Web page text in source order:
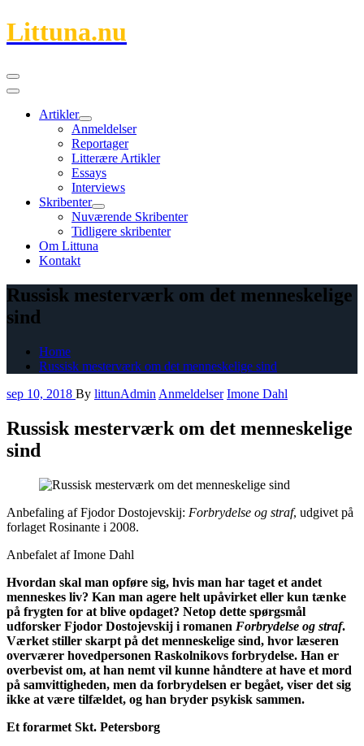
Skip
to
Littuna.nu
Artikler
Show
Artikler
submenu
Hide
Artikler
submenu
Anmeldelser
Reportager
Litterære Artikler
Essays
Interviews
Skribenter
Show
Skribenter
submenu
Hide
Skribenter
submenu
Nuværende Skribenter
Tidligere skribenter
Om Littuna
Kontakt
Russisk mesterværk om det menneskelige
sind
Home
Russisk mesterværk om det menneskelige sind
sep 10, 2018 By littunAdmin Anmeldelser Imone Dahl
Russisk mesterværk om det menneskelige
sind
Anbefaling af Fjodor Dostojevskij: Forbrydelse og straf, udgivet på
forlaget Rosinante i 2008.
Anbefalet af Imone Dahl
Hvordan skal man opføre sig, hvis man har taget et andet
menneskes liv? Kan man agere helt upåvirket eller kun tænke
på frygten for at blive opdaget? Netop dette spørgsmål
udforsker Fjodor Dostojevskij i romanen Forbrydelse og straf.
Værket stiller skarpt på det menneskelige sind, hvor læseren
overværer hovedpersonen Raskolnikovs forbrydelse. Han er
overbevist om, at han nemt vil kunne håndtere at have et mord
på samvittigheden, men da forbrydelsen er begået, viser det sig
ikke at være tilfældet, og han bryder psykisk sammen.
Et forarmet Skt. Petersborg